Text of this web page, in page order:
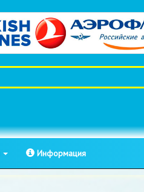
Информация